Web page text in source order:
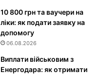
10 800 грн та ваучери на
ліки: як подати заявку на
допомогу
06.08.2026
Виплати військовим з
Енергодара: як отримати